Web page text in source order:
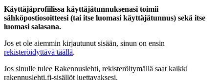
Käyttäjäprofiilissa käyttäjätunnuksenasi toimii
sähköpostiosoitteesi (tai itse luomasi käyttäjätunnus) sekä itse
luomasi salasana.
Jos et ole aiemmin kirjautunut sisään, sinun on ensin
rekisteröidyttävä täällä.
Jos sinulle tulee Rakennuslehti, rekisteröitymällä saat kaikki
rakennuslehti.fi-sisällöt luettavaksesi.